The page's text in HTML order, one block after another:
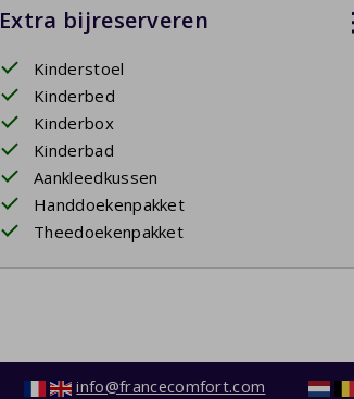
Extra bijreserveren
Kinderstoel
Kinderbed
Kinderbox
Kinderbad
Aankleedkussen
Handdoekenpakket
Theedoekenpakket
info@francecomfort.com